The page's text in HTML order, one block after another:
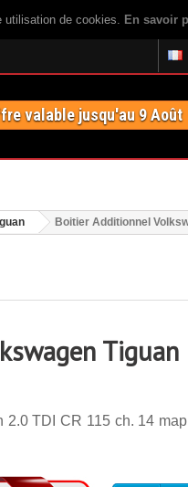
utilisation de cookies. En savoir
valable jusqu'au 9 Août
Boitier Additionnel
Tiguan
TDI CR 115 ch. 14